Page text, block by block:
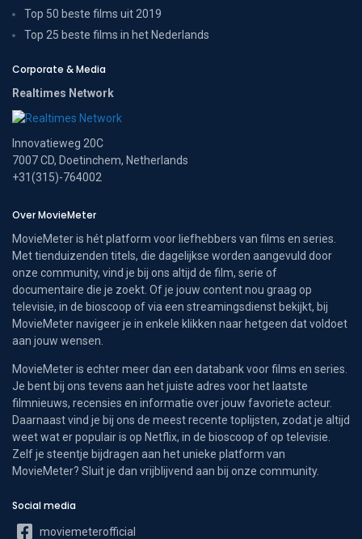
Top 50 beste films uit 2019
Top 25 beste films in het Nederlands
Corporate & Media
Realtimes Network
Innovatieweg 20C
7007 CD, Doetinchem, Netherlands
+31(315)-764002
Over MovieMeter
MovieMeter is hét platform voor liefhebbers van films en series.
Met tienduizenden titels, die dagelijkse worden aangevuld door
onze community, vind je bij ons altijd de film, serie of
documentaire die je zoekt. Of je jouw content nou graag op
televisie, in de bioscoop of via een streamingsdienst bekijkt, bij
MovieMeter navigeer je in enkele klikken naar hetgeen dat voldoet
aan jouw wensen.
MovieMeter is echter meer dan een databank voor films en series.
Je bent bij ons tevens aan het juiste adres voor het laatste
filmnieuws, recensies en informatie over jouw favoriete acteur.
Daarnaast vind je bij ons de meest recente toplijsten, zodat je altijd
weet wat er populair is op Netflix, in de bioscoop of op televisie.
Zelf je steentje bijdragen aan het unieke platform van
MovieMeter? Sluit je dan vrijblijvend aan bij onze community.
Social media
moviemeterofficial